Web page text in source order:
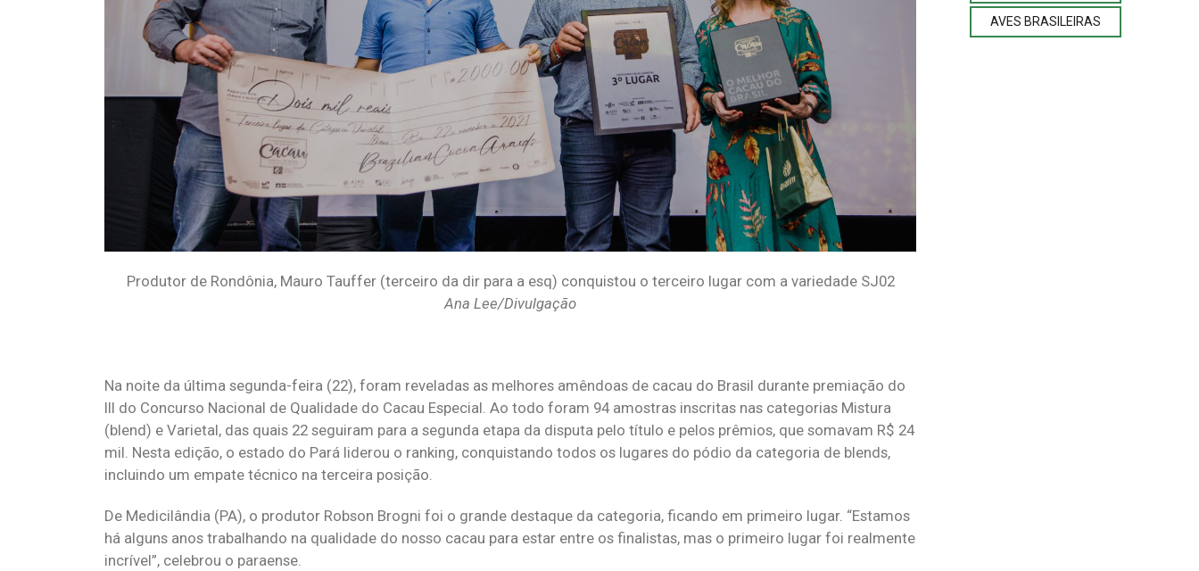
Produtor de Rondônia, Mauro Tauffer (terceiro da dir para a esq) conquistou o terceiro lugar com a variedade SJ02
Ana Lee/Divulgação
Na noite da última segunda-feira (22), foram reveladas as melhores amêndoas de cacau do Brasil durante premiação do
III do Concurso Nacional de Qualidade do Cacau Especial. Ao todo foram 94 amostras inscritas nas categorias Mistura
(blend) e Varietal, das quais 22 seguiram para a segunda etapa da disputa pelo título e pelos prêmios, que somavam R$ 24
mil. Nesta edição, o estado do Pará liderou o ranking, conquistando todos os lugares do pódio da categoria de blends,
incluindo um empate técnico na terceira posição.
De Medicilândia (PA), o produtor Robson Brogni foi o grande destaque da categoria, ficando em primeiro lugar. “Estamos
há alguns anos trabalhando na qualidade do nosso cacau para estar entre os finalistas, mas o primeiro lugar foi realmente
incrível”, celebrou o paraense.
AVES BRASILEIRAS